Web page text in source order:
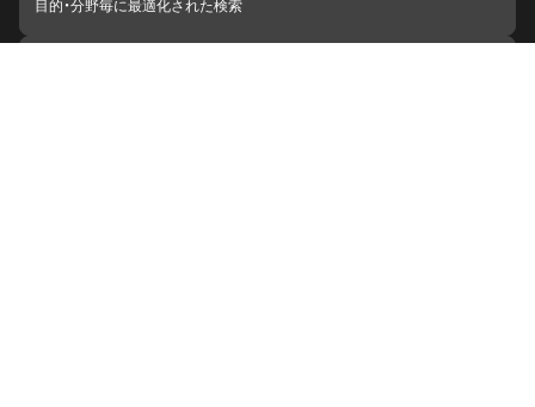
目的・分野毎に最適化された検索